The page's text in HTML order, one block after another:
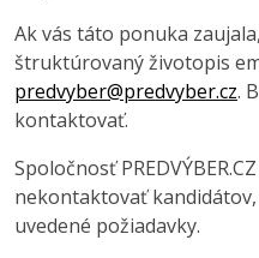
Ak vás táto ponuka
štruktúrovaný životopis
predvyber@predvyber.cz.
kontaktovať.
Spoločnosť
nekontaktovať
uvedené požiadavky.